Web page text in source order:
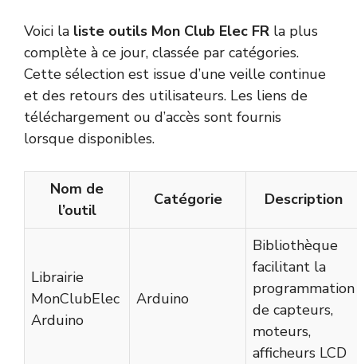
Voici la liste outils Mon Club Elec FR la plus
complète à ce jour, classée par catégories.
Cette sélection est issue d’une veille continue
et des retours des utilisateurs. Les liens de
téléchargement ou d’accès sont fournis
lorsque disponibles.
Nom de
l’outil
Catégorie Description
Librairie
MonClubElec
Arduino
Arduino
Bibliothèque
facilitant la
programmation
de capteurs,
moteurs,
afficheurs LCD